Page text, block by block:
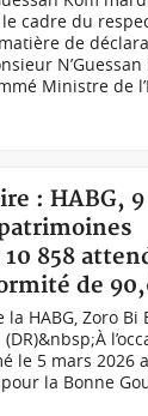
le cadre du
de
N’Guessan
Ministre de
: HABG, 9
858
de
HABG, Zoro Bi
le 5 mars 2026
la Bonne